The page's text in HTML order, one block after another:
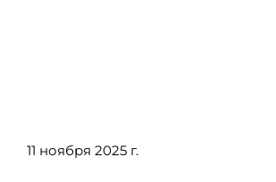
МОСКВА
11 ноября 2025 г.